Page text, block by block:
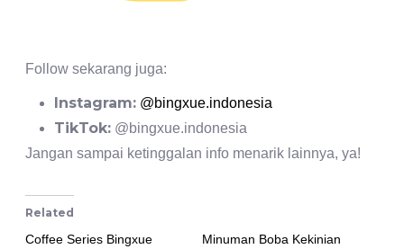
Follow sekarang juga:
Instagram: @bingxue.indonesia
TikTok: @bingxue.indonesia
Jangan sampai ketinggalan info menarik lainnya, ya!
Related
Coffee Series Bingxue
Minuman Boba Kekinian